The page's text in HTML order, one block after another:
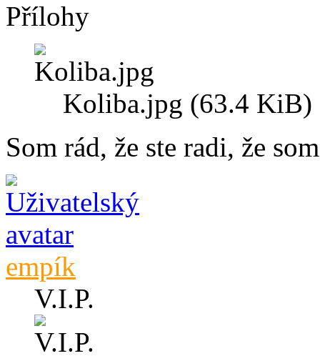
Přílohy
Koliba.jpg (63.4 KiB)
Som rád, že ste radi, že
empík
V.I.P.